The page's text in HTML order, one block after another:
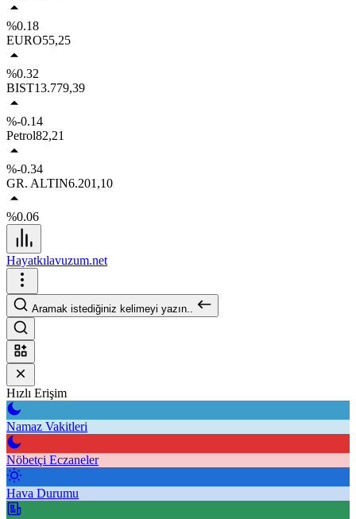
%0.18
EURO55,25
%0.32
BIST13.779,39
%-0.14
Petrol82,21
%-0.34
GR. ALTIN6.201,10
%0.06
Hayatkılavuzum.net
Aramak istediğiniz kelimeyi yazın..
Hızlı Erişim
Namaz Vakitleri
Nöbetçi Eczaneler
Hava Durumu